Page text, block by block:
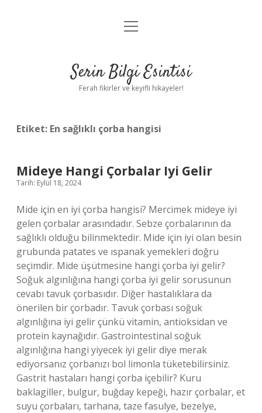
Anasayfa
Yasal Uyarı
menüyü
Serin Bilgi Esintisi
Ferah fikirler ve keyifli hikayeler!
Etiket: En sağlıklı çorba hangisi
Mideye Hangi Çorbalar Iyi Gelir
Tarih: Eylül 18, 2024
Mide için en iyi çorba hangisi? Mercimek mideye iyi
gelen çorbalar arasındadır. Sebze çorbalarının da
sağlıklı olduğu bilinmektedir. Mide için iyi olan besin
grubunda patates ve ıspanak yemekleri doğru
seçimdir. Mide üşütmesine hangi çorba iyi gelir?
Soğuk algınlığına hangi çorba iyi gelir sorusunun
cevabı tavuk çorbasıdır. Diğer hastalıklara da
önerilen bir çorbadır. Tavuk çorbası soğuk
algınlığına iyi gelir çünkü vitamin, antioksidan ve
protein kaynağıdır. Gastrointestinal soğuk
algınlığına hangi yiyecek iyi gelir diye merak
ediyorsanız çorbanızı bol limonla tüketebilirsiniz.
Gastrit hastaları hangi çorba içebilir? Kuru
baklagiller, bulgur, buğday kepeği, hazır çorbalar, et
suyu çorbaları, tarhana, taze fasulye, bezelye,